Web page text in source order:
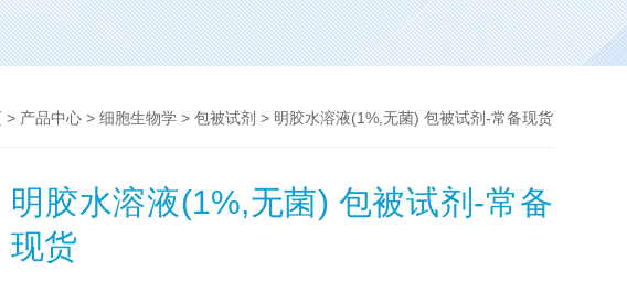
> 产品中心> 细胞生物学> 包被试剂 > 明胶水溶液(1%,无菌) 包被试剂-常备现货
明胶水溶液(1%,无菌) 包被试剂-常备
现货